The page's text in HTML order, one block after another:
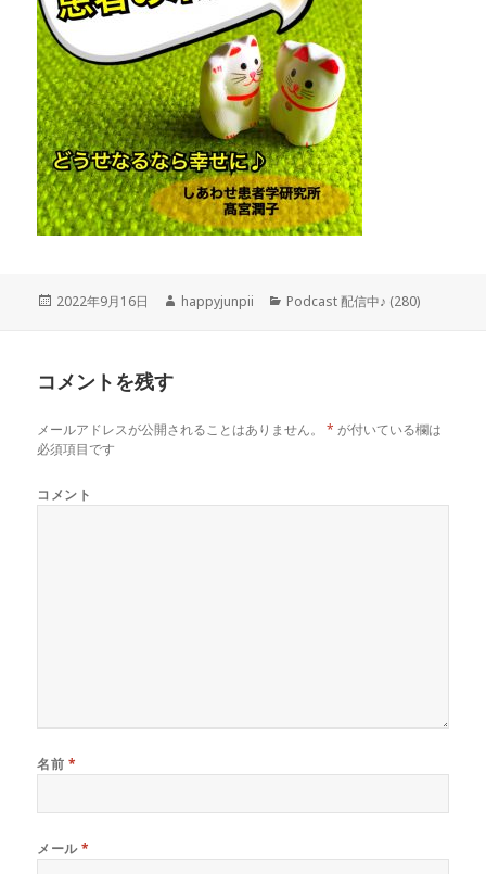
投
2022年9月16日
作
happyjunpii
カ
Podcast 配信中♪ (280)
コメントを残す
メールアドレスが公開されることはありません。 * が付いている欄は
必須項目です
コメント
名前 *
メール*